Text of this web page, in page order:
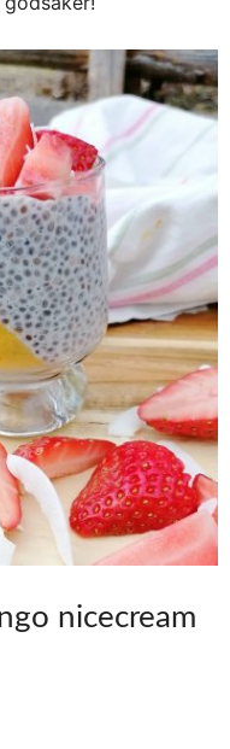
nicecream